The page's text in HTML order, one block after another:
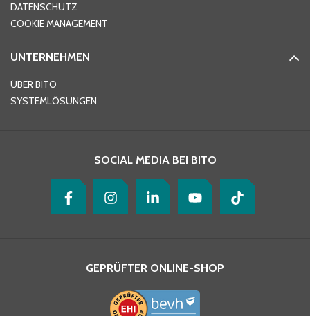
Telefon
DATENSCHUTZ
COOKIE MANAGEMENT
UNTERNEHMEN
ÜBER BITO
SYSTEMLÖSUNGEN
SOCIAL MEDIA BEI BITO
GEPRÜFTER ONLINE-SHOP